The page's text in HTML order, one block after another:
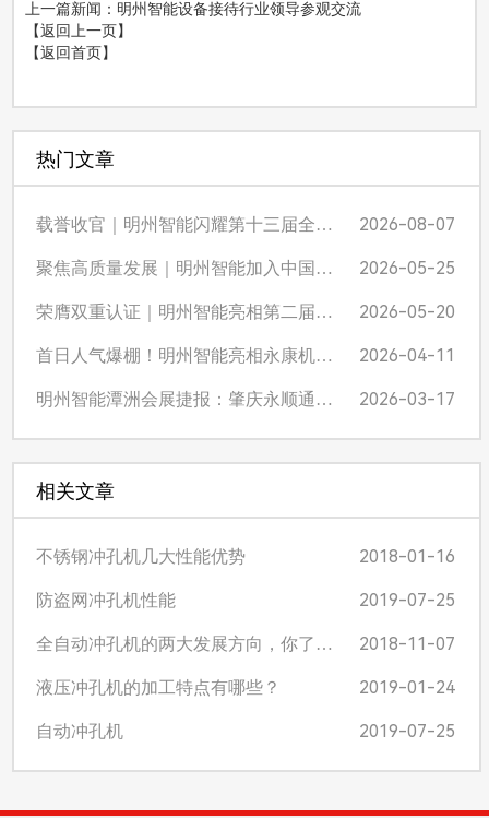
上一篇新闻 ：明州智能设备接待行业领导参观交流
【返回上一页】
【返回首页】
热门文章
载誉收官｜明州智能闪耀第十三届全国牛商争霸赛佛山战区，超额达标尽显品牌硬实力 2026-08-07
聚焦高质量发展｜明州智能加入中国建筑金属结构协会，X 战警激光切管机赋能防盗窗产业升级 2026-05-25
荣膺双重认证｜明州智能亮相第二届广东不锈钢品牌质量发展大会，入选 “不锈优品 广东质造” 并获评首批推荐官 2026-05-20
首日人气爆棚！明州智能亮相永康机械展，Q系列/M系列切管机凭实力圈粉，诚招区域经销商！ 2026-04-11
明州智能潭洲会展捷报：肇庆永顺通李总现场签约，M12巧工匠激光切管机再获青睐 2026-03-17
相关文章
不锈钢冲孔机几大性能优势 2018-01-16
防盗网冲孔机性能 2019-07-25
全自动冲孔机的两大发展方向，你了… 2018-11-07
液压冲孔机的加工特点有哪些？ 2019-01-24
自动冲孔机 2019-07-25